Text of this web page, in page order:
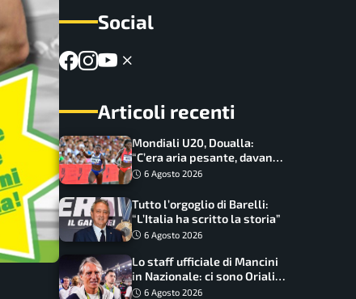
Social
Articoli recenti
Mondiali U20, Doualla:
“C’era aria pesante, davano
le mascherine! Finale? Non
6 Agosto 2026
Tutto l’orgoglio di Barelli:
“L’Italia ha scritto la storia”
6 Agosto 2026
Lo staff ufficiale di Mancini
in Nazionale: ci sono Oriali e
Bonucci, confermato un
6 Agosto 2026